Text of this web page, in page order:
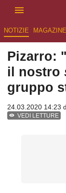
NOTIZIE MAGAZINE
Pizarro:
il nostro
gruppo
24.03.2020 14:23
VEDI LETTURE